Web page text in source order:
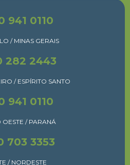
941 0110
/ MINAS GERAIS
282 2443
/ ESPÍRITO SANTO
941 0110
OESTE / PARANÁ
703 3353
/ NORDESTE